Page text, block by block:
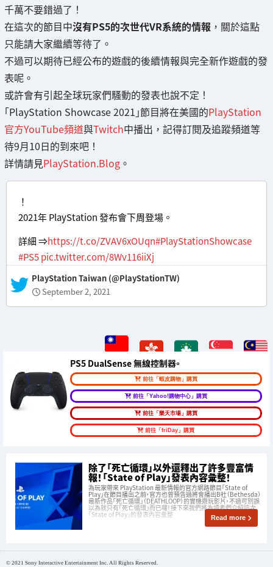
千萬不要錯過了！
在這次的節目中沒有PS5的次世代VR系統的情報 ，關於這點
只能請大家繼續等待了。
不過可以期待已經公布的遊戲的後續情報與完全新作遊戲的發
表呢。
或許會有引起全球玩家們騷動的發表也說不定！
｢PlayStation Showcase 2021｣節目將在美國的PlayStation
官方YouTube頻道與Twitch中播出，記得訂閱及追蹤頻道等
待9月10日的到來吧！
詳情請見PlayStation.Blog 。
！
2021年 PlayStation 發布會下周登場。
詳細 ⇒https://t.co/ZVAV6xOUqn#PlayStationShowcase
#PS5pic.twitter.com/8Wv116iiXj
— PlayStation Taiwan (@PlayStationTW)
September 2, 2021
PS5 DualSense 無線控制器。
前往「蝦皮購物」購買
前往「Yahoo!購物中心」購買
前往「樂天市場」購買
前往「friDay」購買
除了「死亡循環」以外還釋出了許多豐富情
報！「State of Play」發表內容彙整！
為玩家帶來 PlayStation 最新情報的官方網路節目「State of
Play」在節目播出之前，官方也曾預告過將會播出B社（Bethesda）
最新作品「死亡循環」（DEATHLOOP）的實機遊玩影片，不過可別誤
以為就只有「死亡循環」而已囉！接下來我們將為讀者們介紹這次
「State of Play」的發表內容彙整 Read more
© 2021 Sony Interactive Entertainment Inc. All Rights Reserved.